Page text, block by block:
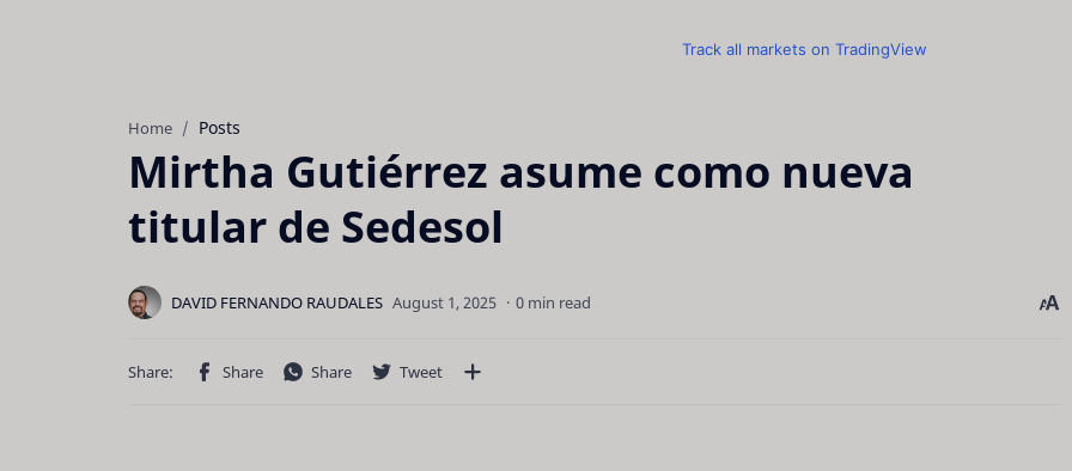
Track all markets on TradingView
Home Posts
Mirtha Gutiérrez asume como nueva
titular de Sedesol
0 min read